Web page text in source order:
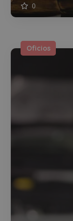
0
Oficios